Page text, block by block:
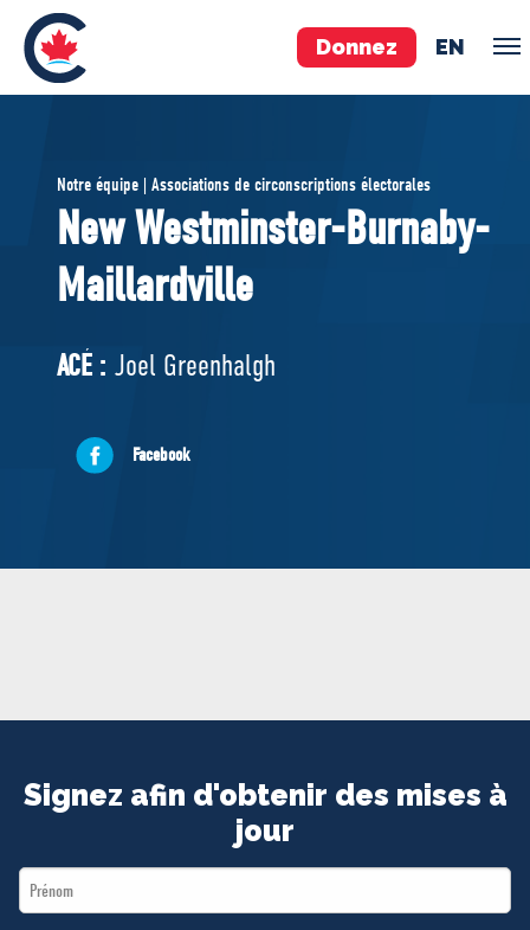
Donnez EN
ÉQUIPE
Pierre Poilievre
Vos députés conservateurs
Cabinet fantôme
ACÉ
À PROPOS
Documents constitutifs
Notre équipe | Associations de circonscriptions électorales
New Westminster-Burnaby-
Maillardville
ACÉ : Joel Greenhalgh
Facebook
Signez afin d'obtenir des mises à
jour
First
Name